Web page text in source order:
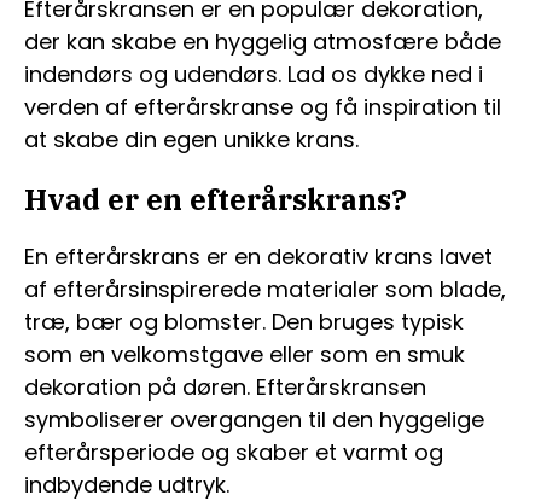
Efterårskransen er en populær dekoration,
der kan skabe en hyggelig atmosfære både
indendørs og udendørs. Lad os dykke ned i
verden af efterårskranse og få inspiration til
at skabe din egen unikke krans.
Hvad er en efterårskrans?
En efterårskrans er en dekorativ krans lavet
af efterårsinspirerede materialer som blade,
træ, bær og blomster. Den bruges typisk
som en velkomstgave eller som en smuk
dekoration på døren. Efterårskransen
symboliserer overgangen til den hyggelige
efterårsperiode og skaber et varmt og
indbydende udtryk.